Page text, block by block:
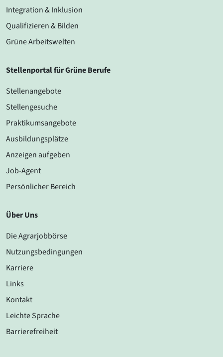
Integration & Inklusion
Qualifizieren & Bilden
Grüne Arbeitswelten
Stellenportal für Grüne Berufe
Stellenangebote
Stellengesuche
Praktikumsangebote
Ausbildungsplätze
Anzeigen aufgeben
Job-Agent
Persönlicher Bereich
Über Uns
Die Agrarjobbörse
Nutzungsbedingungen
Karriere
Links
Kontakt
Leichte Sprache
Barrierefreiheit